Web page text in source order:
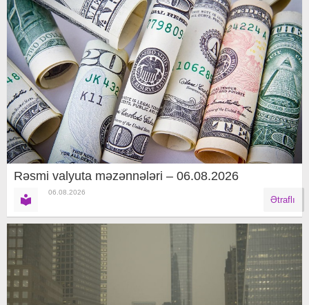
Rəsmi valyuta məzənnələri – 06.08.2026
06.08.2026
Ətraflı